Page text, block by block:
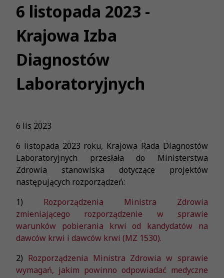
6 listopada 2023 -
Krajowa Izba
Diagnostów
Laboratoryjnych
6 lis 2023
6 listopada 2023 roku, Krajowa Rada Diagnostów
Laboratoryjnych przesłała do Ministerstwa
Zdrowia stanowiska dotyczące projektów
następujących rozporządzeń:
1) Rozporządzenia Ministra Zdrowia
zmieniającego rozporządzenie w sprawie
warunków pobierania krwi od kandydatów na
dawców krwi i dawców krwi (MZ 1530).
2) Rozporządzenia Ministra Zdrowia w sprawie
wymagań, jakim powinno odpowiadać medyczne